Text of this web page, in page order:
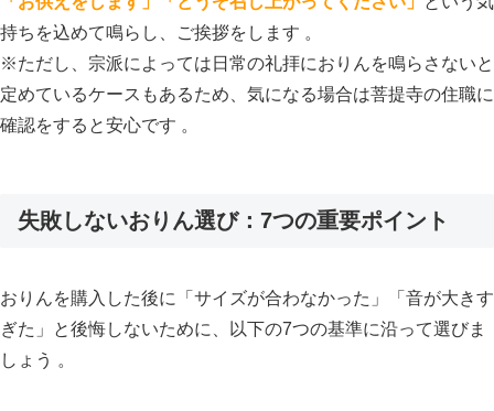
持ちを込めて鳴らし、ご挨拶をします 。
※ただし、宗派によっては日常の礼拝におりんを鳴らさないと
定めているケースもあるため、気になる場合は菩提寺の住職に
確認をすると安心です 。
失敗しないおりん選び：7つの重要ポイント
おりんを購入した後に「サイズが合わなかった」「音が大きす
ぎた」と後悔しないために、以下の7つの基準に沿って選びま
しょう 。